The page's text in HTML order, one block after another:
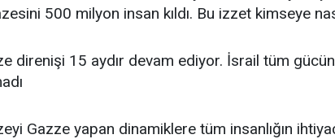
500 milyon insan kıldı. Bu izzet kimseye
direnişi 15 aydır devam ediyor. İsrail tüm
Gazze yapan dinamiklere tüm insanlığın